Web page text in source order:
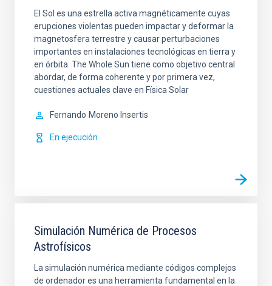
El Sol es una estrella activa magnéticamente cuyas
erupciones violentas pueden impactar y deformar la
magnetosfera terrestre y causar perturbaciones
importantes en instalaciones tecnológicas en tierra y
en órbita. The Whole Sun tiene como objetivo central
abordar, de forma coherente y por primera vez,
cuestiones actuales clave en Física Solar
Fernando Moreno Insertis
En ejecución
Simulación Numérica de Procesos
Astrofísicos
La simulación numérica mediante códigos complejos
de ordenador es una herramienta fundamental en la